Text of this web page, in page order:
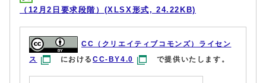
（12月2日要求段階）(XLSX形式, 24.22KB)
CC（クリエイティブコモンズ）ライセン
ス
におけるCC-BY4.0 で提供いたします。